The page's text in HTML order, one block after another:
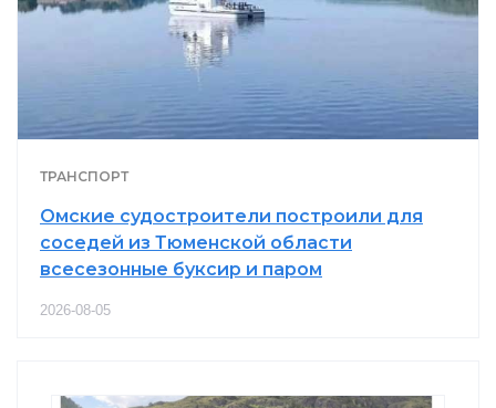
ТРАНСПОРТ
Омские судостроители построили для
соседей из Тюменской области
всесезонные буксир и паром
2026-08-05